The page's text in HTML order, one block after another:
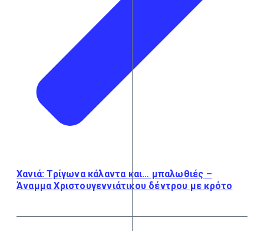
Χανιά: Τρίγωνα κάλαντα και… μπαλωθιές –
Άναμμα Χριστουγεννιάτικου δέντρου με κρότο